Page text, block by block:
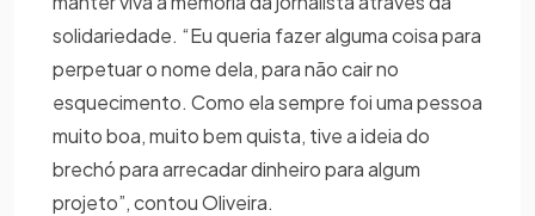
solidariedade. “Eu queria fazer alguma coisa para
perpetuar o nome dela, para não cair no
esquecimento. Como ela sempre foi uma pessoa
muito boa, muito bem quista, tive a ideia do
brechó para arrecadar dinheiro para algum
projeto”, contou Oliveira.